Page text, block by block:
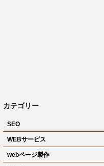
カテゴリー
SEO
WEBサービス
webページ製作